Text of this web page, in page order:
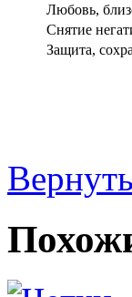
Любовь,
Снятие
Защита,